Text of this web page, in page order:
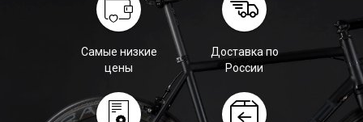
Самые низкие
цены
Доставка по
России